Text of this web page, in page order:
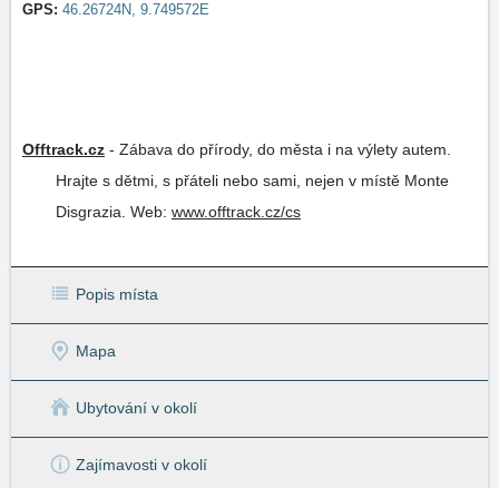
GPS: 46.26724N, 9.749572E
Offtrack.cz - Zábava do přírody, do města i na výlety autem.
Hrajte s dětmi, s přáteli nebo sami, nejen v místě Monte
Disgrazia. Web: www.offtrack.cz/cs
Popis místa
Mapa
Ubytování v okolí
Zajímavosti v okolí